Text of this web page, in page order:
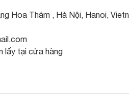
Hoa Thám , Hà Nội, Hanoi,
lấy tại cửa hàng